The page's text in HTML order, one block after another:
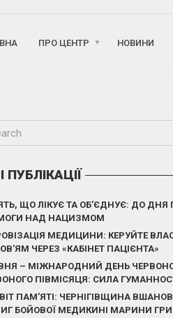
ПРО ЦЕНТР НОВИНИ
ПУБЛІКАЦІЇ
ЩО ЛІКУЄ ТА ОБ’ЄДНУЄ: ДО ДНЯ
НАД НАЦИЗМОМ
МЕДИЦИНИ: КЕРУЙТЕ
ЧЕРЕЗ «КАБІНЕТ ПАЦІЄНТА»
– МІЖНАРОДНИЙ ДЕНЬ
ПІВМІСЯЦЯ: СИЛА
ПАМ’ЯТІ: ЧЕРНІГІВЩИНА
БОЙОВОЇ МЕДИКИНІ МАРИНИ